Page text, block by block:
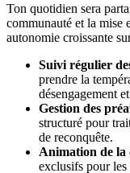
Ton quotidien sera
communauté et la mise
autonomie croissante
Suivi régulier
prendre la
désengagement
Gestion des
structuré pour
de reconquête.
Animation de la
exclusifs pour